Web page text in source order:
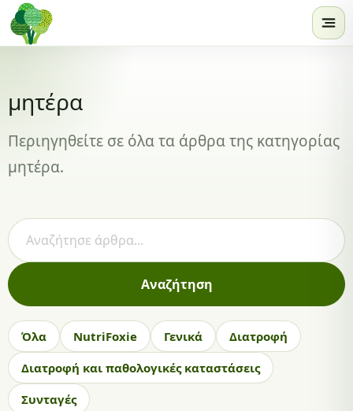
Skip to content
μητέρα
Περιηγηθείτε σε όλα τα άρθρα της κατηγορίας
μητέρα.
Αναζήτηση άρθρων
Αναζήτηση
Όλα NutriFoxie Γενικά
Διατροφή
Διατροφή και παθολογικές καταστάσεις
Συνταγές